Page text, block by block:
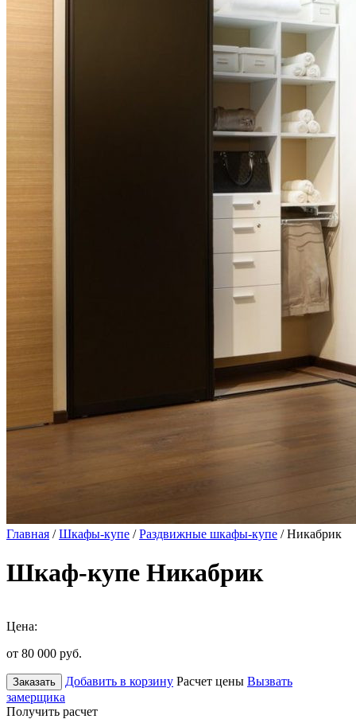
Главная /Шкафы-купе /Раздвижные шкафы-купе / Никабрик
Шкаф-купе Никабрик
Цена:
от 80 000 руб.
Заказать Добавить в корзину Расчет цены Вызвать
замерщика
Получить расчет